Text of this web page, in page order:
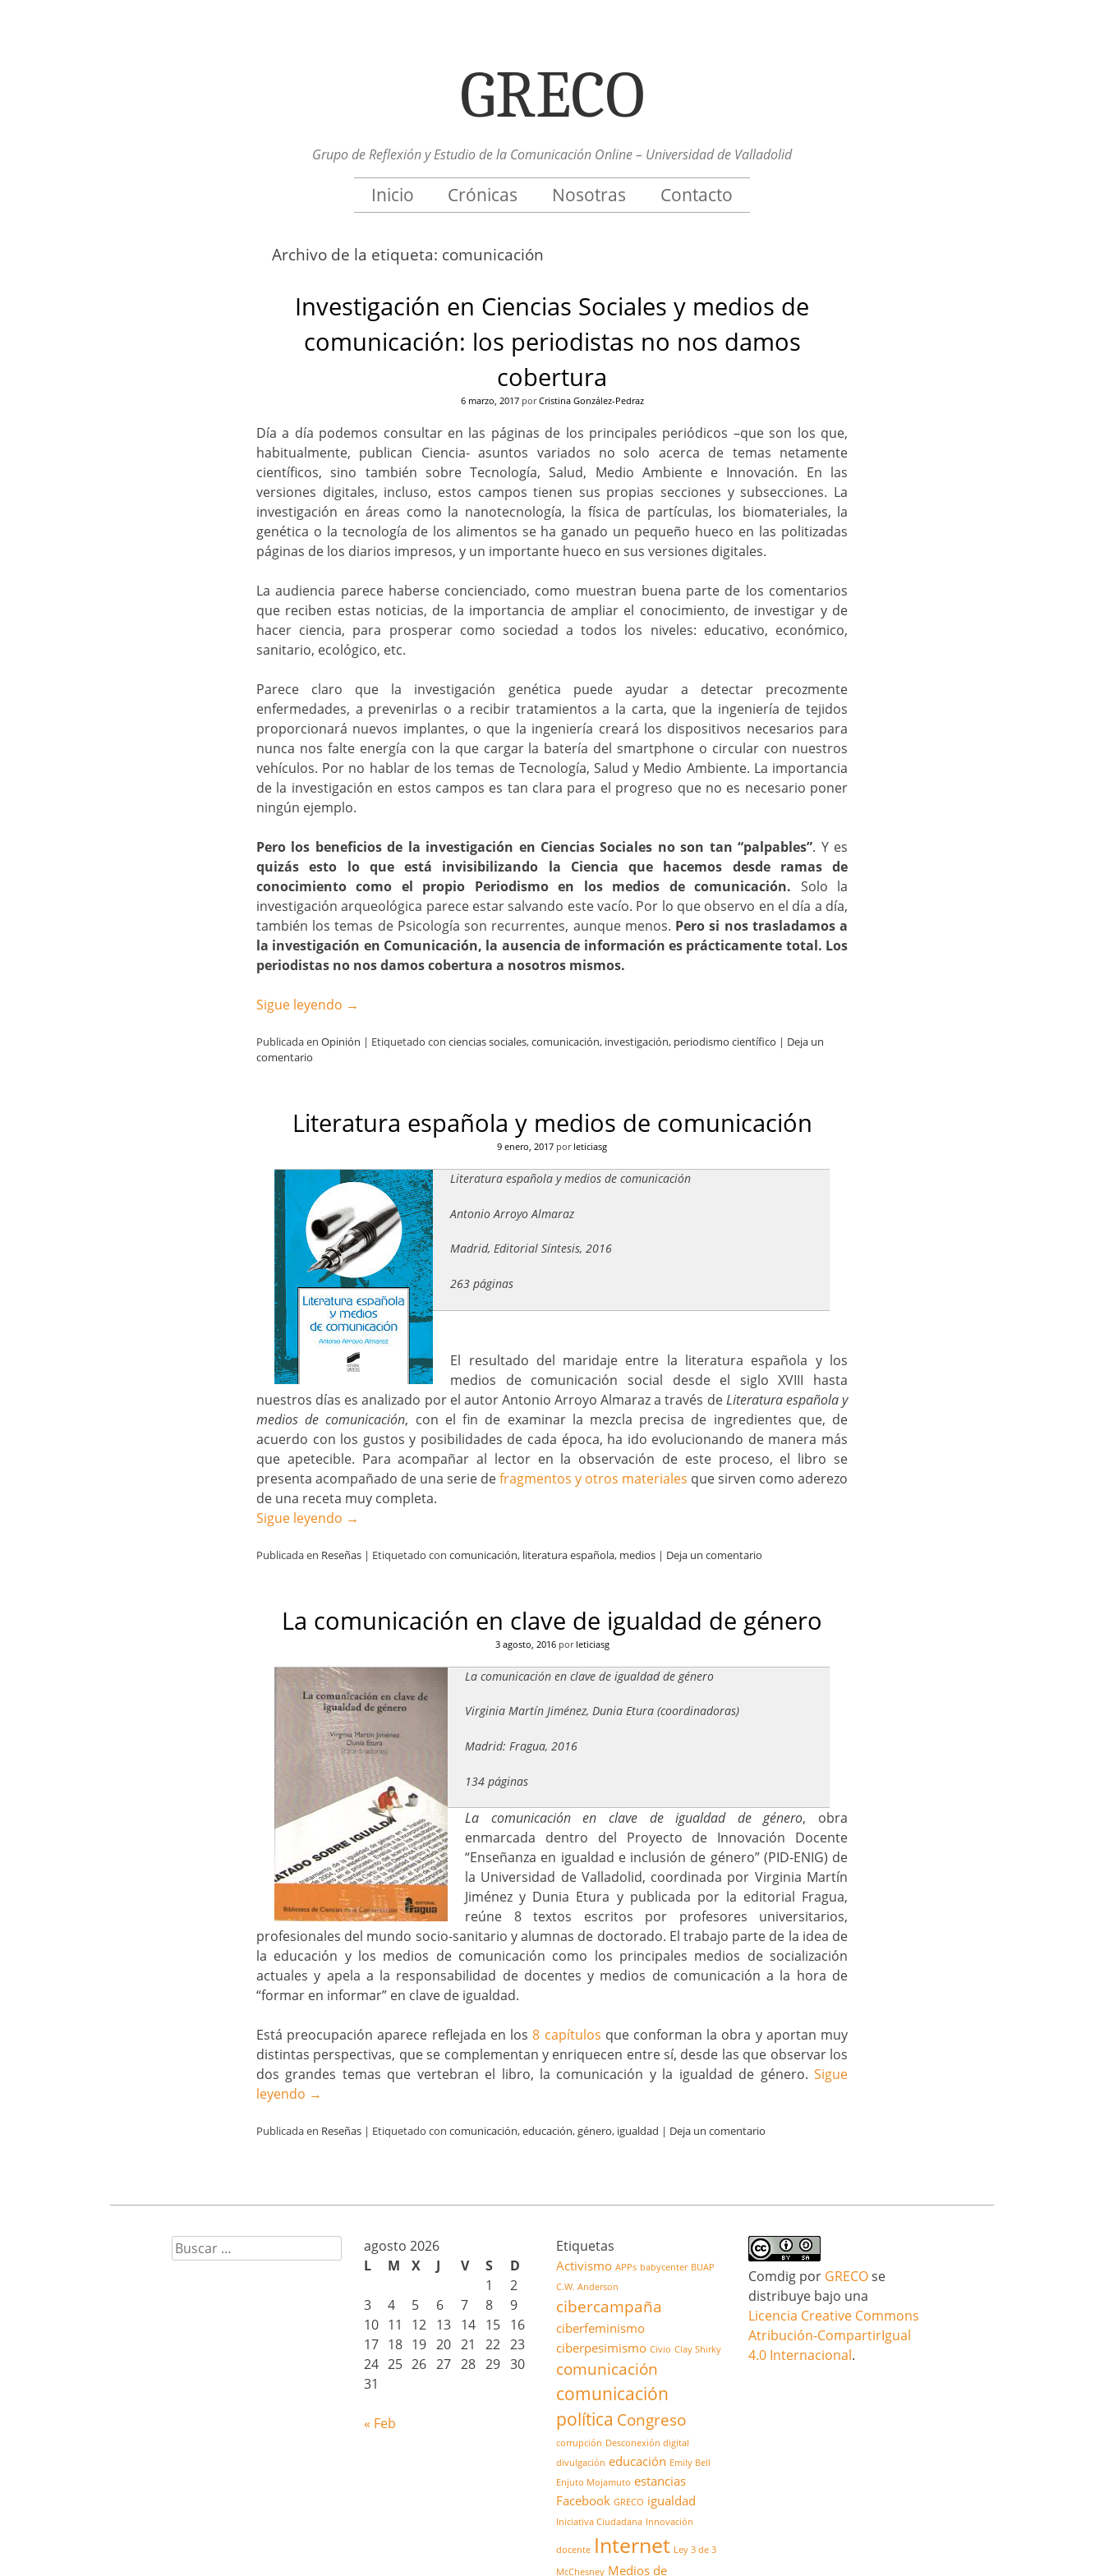
GRECO
Grupo de Reflexión y Estudio de la Comunicación Online – Universidad de Valladolid
Inicio Crónicas Nosotras Contacto
Archivo de la etiqueta: comunicación
Investigación en Ciencias Sociales y medios de
comunicación: los periodistas no nos damos
cobertura
6 marzo, 2017porCristina González-Pedraz
Día a día podemos consultar en las páginas de los principales periódicos –que son los que,
habitualmente, publican Ciencia- asuntos variados no solo acerca de temas netamente
científicos, sino también sobre Tecnología, Salud, Medio Ambiente e Innovación. En las
versiones digitales, incluso, estos campos tienen sus propias secciones y subsecciones. La
investigación en áreas como la nanotecnología, la física de partículas, los biomateriales, la
genética o la tecnología de los alimentos se ha ganado un pequeño hueco en las politizadas
páginas de los diarios impresos, y un importante hueco en sus versiones digitales.
La audiencia parece haberse concienciado, como muestran buena parte de los comentarios
que reciben estas noticias, de la importancia de ampliar el conocimiento, de investigar y de
hacer ciencia, para prosperar como sociedad a todos los niveles: educativo, económico,
sanitario, ecológico, etc.
Parece claro que la investigación genética puede ayudar a detectar precozmente
enfermedades, a prevenirlas o a recibir tratamientos a la carta, que la ingeniería de tejidos
proporcionará nuevos implantes, o que la ingeniería creará los dispositivos necesarios para
nunca nos falte energía con la que cargar la batería del smartphone o circular con nuestros
vehículos. Por no hablar de los temas de Tecnología, Salud y Medio Ambiente. La importancia
de la investigación en estos campos es tan clara para el progreso que no es necesario poner
ningún ejemplo.
Pero los beneficios de la investigación en Ciencias Sociales no son tan “palpables”. Y es
quizás esto lo que está invisibilizando la Ciencia que hacemos desde ramas de
conocimiento como el propio Periodismo en los medios de comunicación. Solo la
investigación arqueológica parece estar salvando este vacío. Por lo que observo en el día a día,
también los temas de Psicología son recurrentes, aunque menos. Pero si nos trasladamos a
la investigación en Comunicación, la ausencia de información es prácticamente total. Los
periodistas no nos damos cobertura a nosotros mismos.
Sigue leyendo →
Publicada en Opinión | Etiquetado con ciencias sociales,comunicación, investigación, periodismo científico | Deja un
comentario
Literatura española y medios de comunicación
9 enero, 2017 por leticiasg
Literatura española y medios de comunicación
Antonio Arroyo Almaraz
Madrid, Editorial Síntesis, 2016
263 páginas
El resultado del maridaje entre la literatura española y los
medios de comunicación social desde el siglo XVIII hasta
nuestros días es analizado por el autor Antonio Arroyo Almaraz a través deLiteratura española y
medios de comunicación, con el fin de examinar la mezcla precisa de ingredientes que, de
acuerdo con los gustos y posibilidades de cada época, ha ido evolucionando de manera más
que apetecible. Para acompañar al lector en la observación de este proceso, el libro se
presenta acompañado de una serie defragmentos y otros materiales que sirven como aderezo
de una receta muy completa.
Sigue leyendo →
Publicada en Reseñas | Etiquetado con comunicación, literatura española, medios | Deja un comentario
La comunicación en clave de igualdad de género
3 agosto, 2016por leticiasg
La comunicación en clave de igualdad de género
Virginia Martín Jiménez, Dunia Etura (coordinadoras)
Madrid: Fragua, 2016
134 páginas
La comunicación en clave de igualdad de género, obra
enmarcada dentro del Proyecto de Innovación Docente
“Enseñanza en igualdad e inclusión de género” (PID-ENIG) de
la Universidad de Valladolid, coordinada por Virginia Martín
Jiménez y Dunia Etura y publicada por la editorial Fragua,
reúne 8 textos escritos por profesores universitarios,
profesionales del mundo socio-sanitario y alumnas de doctorado. El trabajo parte de la idea de
la educación y los medios de comunicación como los principales medios de socialización
actuales y apela a la responsabilidad de docentes y medios de comunicación a la hora de
“formar en informar” en clave de igualdad.
Está preocupación aparece reflejada en los8 capítulos que conforman la obra y aportan muy
distintas perspectivas, que se complementan y enriquecen entre sí, desde las que observar los
dos grandes temas que vertebran el libro, la comunicación y la igualdad de género. Sigue
leyendo →
Publicada en Reseñas | Etiquetado con comunicación,educación,género, igualdad | Deja un comentario
Buscar
agosto 2026
L
M X J V S
D
1
2
3
4 5 6 7 8
9
10 11 12 13 14 15 16
17 18 19 20 21 22 23
24 25 26 27 28 29 30
31
« Feb
Etiquetas
Activismo APPs babycenter BUAP
C.W. Anderson
cibercampaña
ciberfeminismo
ciberpesimismo Civio Clay Shirky
comunicación
comunicación
política Congreso
corrupción Desconexión digital
divulgación educación Emily Bell
Enjuto Mojamuto estancias
Facebook GRECO igualdad
Iniciativa Ciudadana Innovación
docente Internet Ley 3 de 3
McChesney Medios de
Comdig por GRECOse
distribuye bajo una
Licencia Creative Commons
Atribución-CompartirIgual
4.0 Internacional.